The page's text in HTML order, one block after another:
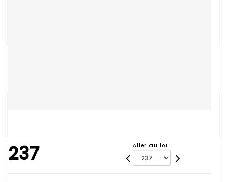
237 Aller au lot